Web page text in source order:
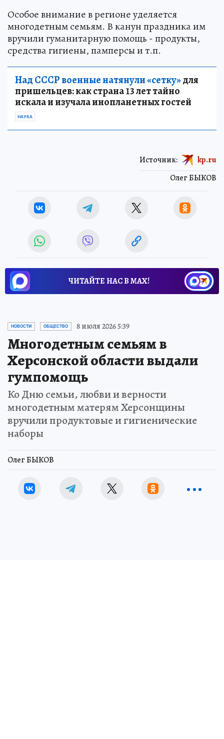
Особое внимание в регионе уделяется
многодетным семьям. В канун праздника им
вручили гуманитарную помощь - продукты,
средства гигиены, памперсы и т.п.
Над СССР военные натянули «сетку»для
пришельцев: как страна 13 лет тайно
искала и изучала инопланетных гостей
НАУКА
Олег БЫКОВ
Источник: kp.ru
ЧИТАЙТЕ НАС В МАХ!
НОВОСТИ ОБЩЕСТВО 8 июля 2026 5:39
Многодетным семьям в
Херсонской области выдали
гумпомощь
Ко Дню семьи, любви и верности
многодетным матерям Херсонщины
вручили продуктовые и гигиенические
наборы
Олег БЫКОВ